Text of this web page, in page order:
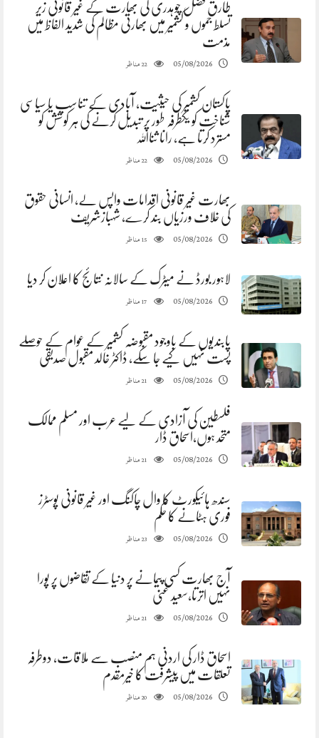
طارق فضل چوہدری کی بھارت کے غیر قانونی زیر
تسلط جموں و کشمیر میں بھارتی مظالم کی شدید الفاظ میں
مذمت
05/08/2026
22مناظر
پاکستان کشمیر کی حیثیت، آبادی کے تناسب یا سیاسی
شناخت کو یکطرفہ طور پر تبدیل کرنے کی ہر کوشش کو
مسترد کرتا ہے، رانا ثنااللہ
05/08/2026
22مناظر
بھارت غیر قانونی اقدامات واپس لے، انسانی حقوق
کی خلاف ورزیاں بند کرے، شہبازشریف
05/08/2026
15مناظر
لاہور بورڈ نے میٹرک کے سالانہ نتائج کا اعلان کر دیا
05/08/2026
17مناظر
پابندیوں کے باوجود مقبوضہ کشمیر کے عوام کے حوصلے
پست نہیں کیے جا سکے، ڈاکٹر خالد مقبول صدیقی
05/08/2026
21مناظر
فلسطین کی آزادی کے لیے عرب اور مسلم ممالک
متحد ہوں،اسحاق ڈار
05/08/2026
21مناظر
سندھ ہائیکورٹ کا وال چاکنگ اور غیر قانونی پوسٹرز
فوری ہٹانے کا حکم
05/08/2026
23مناظر
آج بھارت کسی پیمانے پر دنیا کے تقاضوں پر پورا
نہیں اترتا،سعید غنی
05/08/2026
21مناظر
اسحاق ڈار کی اردنی ہم منصب سے ملاقات، دوطرفہ
تعلقات میں پیشرفت کا خیرمقدم
05/08/2026
20مناظر